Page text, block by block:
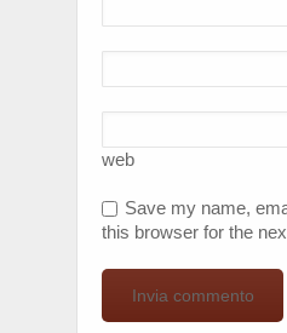
web
Save my name,
this browser for the